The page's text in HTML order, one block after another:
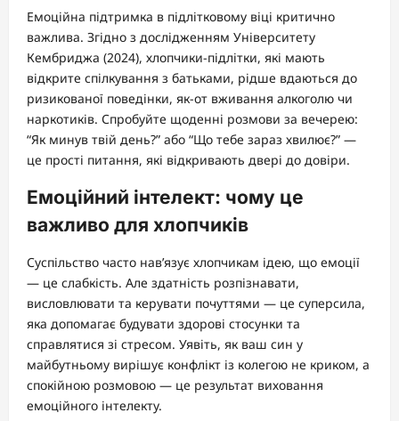
Емоційна підтримка в підлітковому віці критично
важлива. Згідно з дослідженням Університету
Кембриджа (2024), хлопчики-підлітки, які мають
відкрите спілкування з батьками, рідше вдаються до
ризикованої поведінки, як-от вживання алкоголю чи
наркотиків. Спробуйте щоденні розмови за вечерею:
“Як минув твій день?” або “Що тебе зараз хвилює?” —
це прості питання, які відкривають двері до довіри.
Емоційний інтелект: чому це
важливо для хлопчиків
Суспільство часто нав’язує хлопчикам ідею, що емоції
— це слабкість. Але здатність розпізнавати,
висловлювати та керувати почуттями — це суперсила,
яка допомагає будувати здорові стосунки та
справлятися зі стресом. Уявіть, як ваш син у
майбутньому вирішує конфлікт із колегою не криком, а
спокійною розмовою — це результат виховання
емоційного інтелекту.